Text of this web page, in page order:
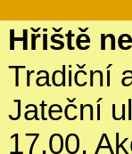
Hřiště
Tradiční
Jateční
17.00.